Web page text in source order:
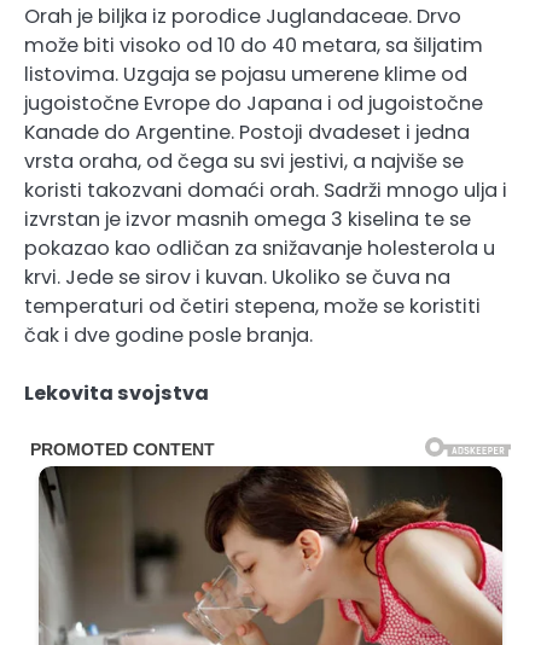
Orah je biljka iz porodice Juglandaceae. Drvo
može biti visoko od 10 do 40 metara, sa šiljatim
listovima. Uzgaja se pojasu umerene klime od
jugoistočne Evrope do Japana i od jugoistočne
Kanade do Argentine. Postoji dvadeset i jedna
vrsta oraha, od čega su svi jestivi, a najviše se
koristi takozvani domaći orah. Sadrži mnogo ulja i
izvrstan je izvor masnih omega 3 kiselina te se
pokazao kao odličan za snižavanje holesterola u
krvi. Jede se sirov i kuvan. Ukoliko se čuva na
temperaturi od četiri stepena, može se koristiti
čak i dve godine posle branja.
Lekovita svojstva